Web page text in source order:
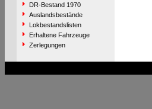
DR-Bestand 1970
Auslandsbestände
Lokbestandslisten
Erhaltene Fahrzeuge
Zerlegungen